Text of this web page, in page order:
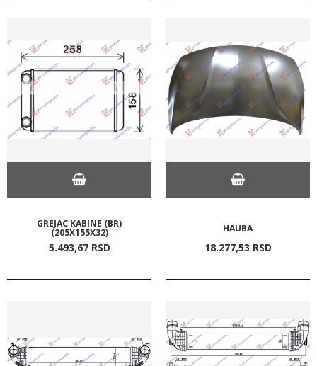
GREJAC KABINE (BR)
(205X155X32)
5.493,67 RSD
HAUBA
18.277,53 RSD